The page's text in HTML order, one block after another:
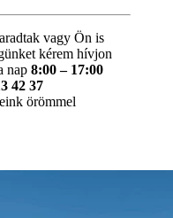
vagy Ön is
kérem hívjon
nap 8:00 – 17:00
42 37
örömmel